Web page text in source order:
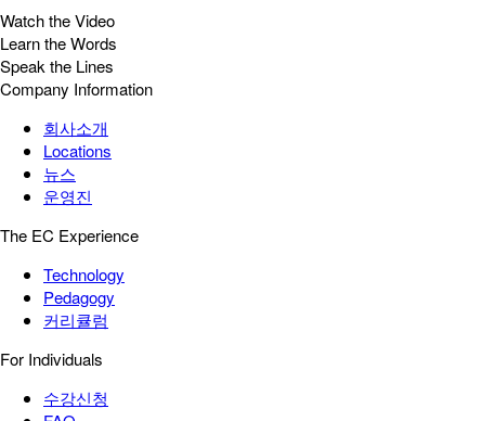
Watch the Video
Learn the Words
Speak the Lines
Company Information
회사소개
Locations
뉴스
운영진
The EC Experience
Technology
Pedagogy
커리큘럼
For Individuals
수강신청